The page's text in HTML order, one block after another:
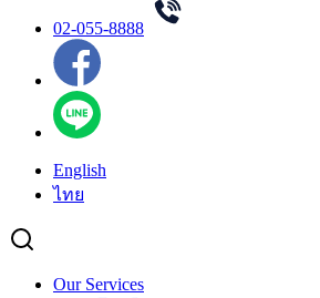
02-055-8888
English
ไทย
Our Services